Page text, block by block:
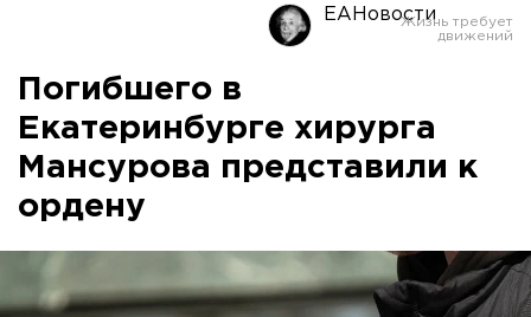
ЕАНовости
Погибшего в
Екатеринбурге хирурга
Мансурова представили к
ордену